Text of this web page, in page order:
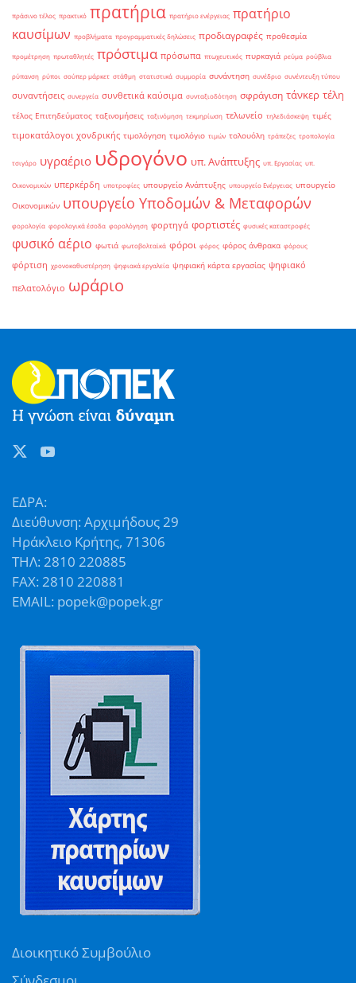
πράσινο τέλος πρακτικό πρατήρια πρατήριο ενέργειας πρατήριο
καυσίμων προβλήματα προγραμματικές δηλώσεις προδιαγραφές προθεσμία
προμέτρηση πρωταθλητές πρόστιμα πρόσωπα πτωχευτικός πυρκαγιά ρεύμα ρούβλια
ρύπανση ρύποι σούπερ μάρκετ στάθμη στατιστικά συμμορία συνάντηση συνέδριο συνέντευξη τύπου
συναντήσεις συνεργεία συνθετικά καύσιμα συνταξιοδότηση σφράγιση τάνκερ τέλη
τέλος Επιτηδεύματος ταξινομήσεις ταξινόμηση τεκμηρίωση τελωνείο τηλεδιάσκεψη τιμές
τιμοκατάλογοι χονδρικής τιμολόγηση τιμολόγιο τιμών τολουόλη τράπεζες τροπολογία
τσιγάρο υγραέριο υδρογόνο υπ. Ανάπτυξης υπ. Εργασίας υπ.
Οικονομικών υπερκέρδη υποτροφίες υπουργείο Ανάπτυξης υπουργείο Ενέργειας υπουργείο
Οικονομικών υπουργείο Υποδομών & Μεταφορών
φορολογία φορολογικά έσοδα φορολόγηση φορτηγά φορτιστές φυσικές καταστροφές
φυσικό αέριο φωτιά φωτοβολταϊκά φόροι φόρος φόρος άνθρακα φόρους
φόρτιση χρονοκαθυστέρηση ψηφιακά εργαλεία ψηφιακή κάρτα εργασίας ψηφιακό
πελατολόγιο ωράριο
ΕΔΡΑ:
Διεύθυνση: Αρχιμήδους 29
Ηράκλειο Κρήτης, 71306
ΤΗΛ: 2810 220885
FAX: 2810 220881
EMAIL: popek@popek.gr
Διοικητικό Συμβούλιο